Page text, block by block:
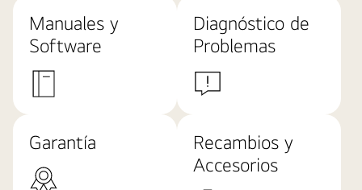
Manuales y
Software
Diagnóstico de
Problemas
Garantía
Recambios y
Accesorios